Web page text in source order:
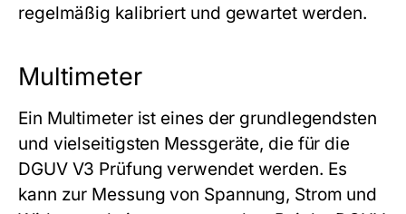
regelmäßig kalibriert und gewartet werden.
Multimeter
Ein Multimeter ist eines der grundlegendsten
und vielseitigsten Messgeräte, die für die
DGUV V3 Prüfung verwendet werden. Es
kann zur Messung von Spannung, Strom und